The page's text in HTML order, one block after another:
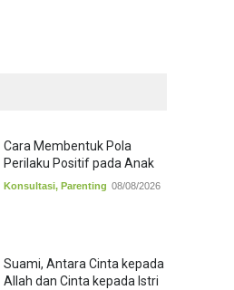
Cara Membentuk Pola
Perilaku Positif pada Anak
Konsultasi, Parenting 08/08/2026
Suami, Antara Cinta kepada
Allah dan Cinta kepada Istri